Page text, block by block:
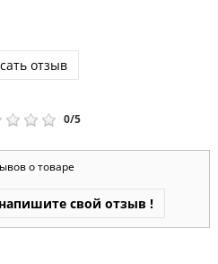
отзыв
0/5
о товаре
свой отзыв !